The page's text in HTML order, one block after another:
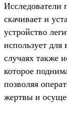
Исследователи
скачивает и
устройство
использует для
случаях также
которое
позволяя
жертвы и